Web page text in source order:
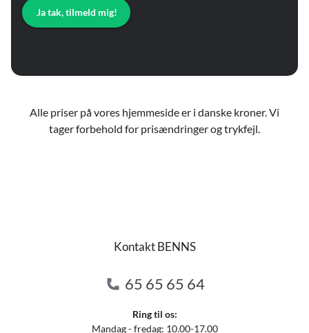
Ja tak, tilmeld mig!
Alle priser på vores hjemmeside er i danske kroner. Vi
tager forbehold for prisændringer og trykfejl.
Kontakt BENNS
65 65 65 64
Ring til os:
Mandag - fredag: 10.00-17.00